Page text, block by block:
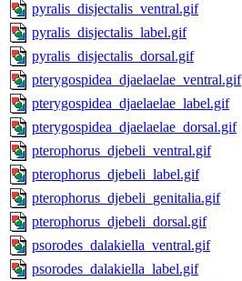
pyralis_disjectalis_ventral.gif
pyralis_disjectalis_label.gif
pyralis_disjectalis_dorsal.gif
pterygospidea_djaelaelae_ventral.gif
pterygospidea_djaelaelae_label.gif
pterygospidea_djaelaelae_dorsal.gif
pterophorus_djebeli_ventral.gif
pterophorus_djebeli_label.gif
pterophorus_djebeli_genitalia.gif
pterophorus_djebeli_dorsal.gif
psorodes_dalakiella_ventral.gif
psorodes_dalakiella_label.gif